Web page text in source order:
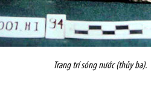
Trang trí sóng nước (thủy ba).